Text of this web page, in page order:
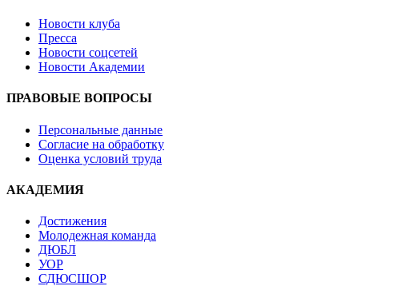
Новости клуба
Пресса
Новости соцсетей
Новости Академии
ПРАВОВЫЕ ВОПРОСЫ
Персональные данные
Согласие на обработку
Оценка условий труда
АКАДЕМИЯ
Достижения
Молодежная команда
ДЮБЛ
УОР
СДЮСШОР